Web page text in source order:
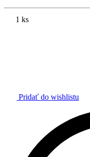
1 ks
Pridať do wishlistu